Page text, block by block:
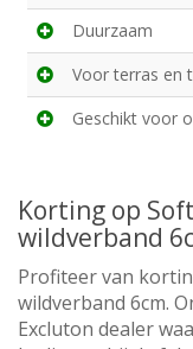
Duurzaam
Voor terras en
Geschikt voor
Korting op
wildverband
Profiteer van
wildverband 6cm.
Excluton dealer